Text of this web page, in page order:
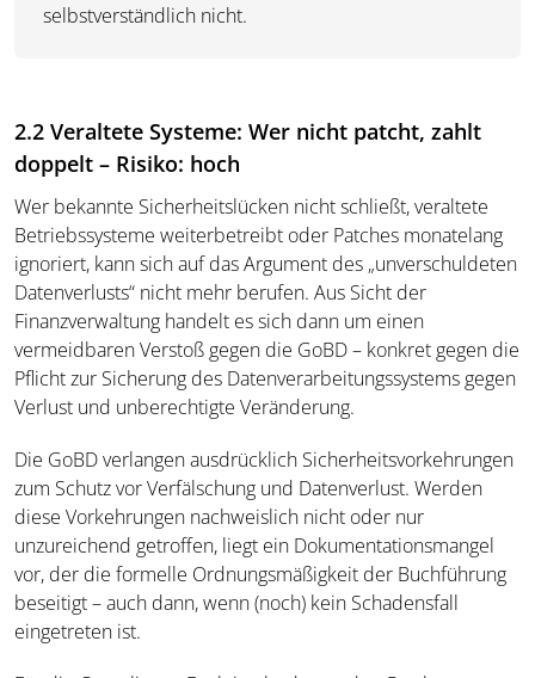
selbstverständlich nicht.
2.2 Veraltete Systeme: Wer nicht patcht, zahlt
doppelt – Risiko: hoch
Wer bekannte Sicherheitslücken nicht schließt, veraltete
Betriebssysteme weiterbetreibt oder Patches monatelang
ignoriert, kann sich auf das Argument des „unverschuldeten
Datenverlusts“ nicht mehr berufen. Aus Sicht der
Finanzverwaltung handelt es sich dann um einen
vermeidbaren Verstoß gegen die GoBD – konkret gegen die
Pflicht zur Sicherung des Datenverarbeitungssystems gegen
Verlust und unberechtigte Veränderung.
Die GoBD verlangen ausdrücklich Sicherheitsvorkehrungen
zum Schutz vor Verfälschung und Datenverlust. Werden
diese Vorkehrungen nachweislich nicht oder nur
unzureichend getroffen, liegt ein Dokumentationsmangel
vor, der die formelle Ordnungsmäßigkeit der Buchführung
beseitigt – auch dann, wenn (noch) kein Schadensfall
eingetreten ist.